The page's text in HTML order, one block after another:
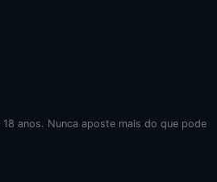
anos. Nunca aposte mais do que pode